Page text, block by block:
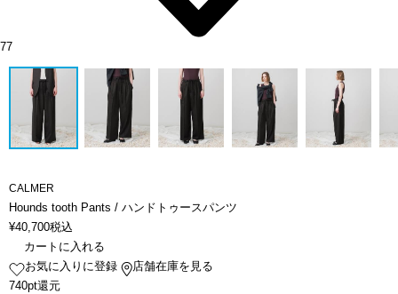
77
CALMER
Hounds tooth Pants / ハンドトゥースパンツ
¥40,700税込
カートに入れる
お気に入りに登録
店舗在庫を見る
740pt還元